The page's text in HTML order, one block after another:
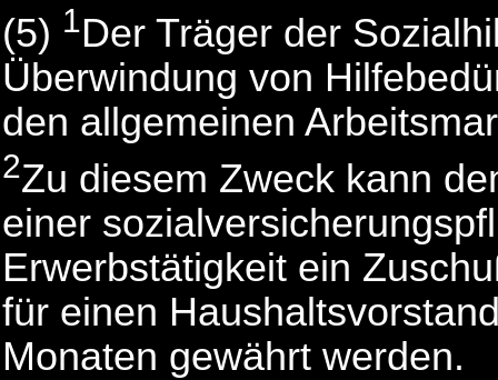
(5) 1Der Träger der
Überwindung von
den allgemeinen
2Zu diesem Zweck kann
einer
Erwerbstätigkeit ein
für einen
Monaten gewährt werden.